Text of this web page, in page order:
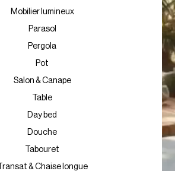
Mobilier lumineux
Parasol
Pergola
Pot
Salon & Canape
Table
Day bed
Douche
Tabouret
Transat & Chaise longue